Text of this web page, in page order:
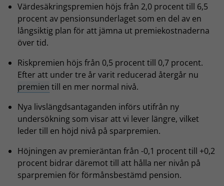
Värdesäkringspremien höjs från 2,0 procent till 6,5
procent av pensionsunderlaget som en del av en
långsiktig plan för att jämna ut premiekostnaderna
över tid.
Riskpremien höjs från 0,5 procent till 0,7 procent.
Efter att under tre år varit reducerad återgår nu
premien till en mer normal nivå.
Nya livslängdsantaganden införs utifrån ny
undersökning som visar att vi lever längre, vilket
leder till en höjd nivå på sparpremien.
Höjningen av premieräntan från -0,1 procent till +0,2
procent bidrar däremot till att hålla ner nivån på
sparpremien för förmånsbestämd pension.